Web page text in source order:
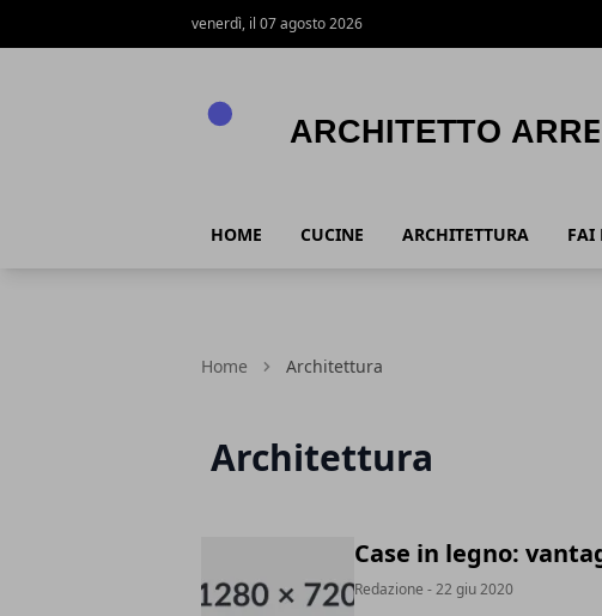
venerdì, il 07 agosto 2026
HOME CUCINE ARCHITETTURA FAI
Home Architettura
Architettura
Case in legno:
Redazione - 22 giu 2020